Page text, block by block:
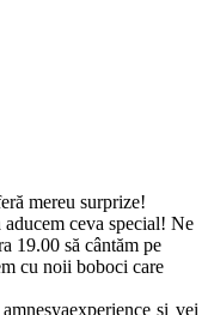
mereu surprize!
ceva special! Ne
19.00 să cântăm pe
cu noii boboci care
și vei